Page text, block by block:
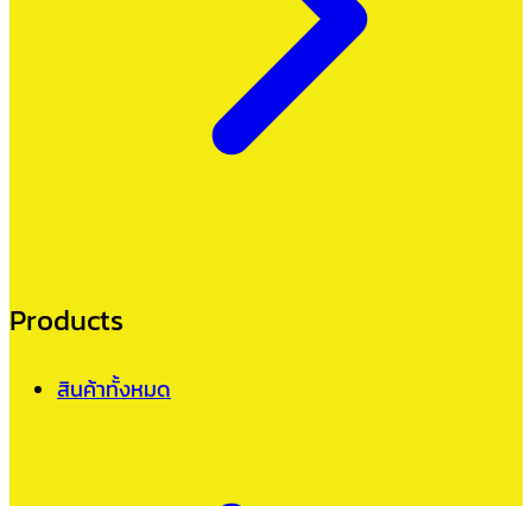
Products
สินค้าทั้งหมด